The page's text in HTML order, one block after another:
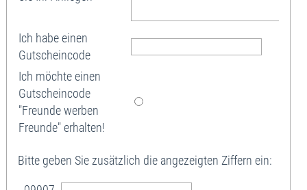
Ich habe einen
Gutscheincode
Ich möchte einen
Gutscheincode
"Freunde werben
Freunde" erhalten!
Bitte geben Sie zusätzlich die angezeigten Ziffern ein: